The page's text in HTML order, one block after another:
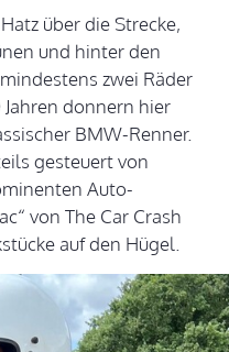
über die Strecke,
und hinter den
zwei Räder
Jahren donnern hier
BMW-Renner.
gesteuert von
Auto-
von The Car Crash
auf den Hügel.